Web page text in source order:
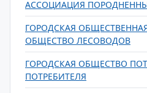
АССОЦИАЦИЯ
ГОРОДСКАЯ
ОБЩЕСТВО ЛЕСОВОДОВ
ГОРОДСКАЯ ОБЩЕСТВО
ПОТРЕБИТЕЛЯ